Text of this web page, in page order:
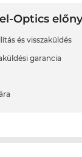
Optics
és visszaküldés
garancia